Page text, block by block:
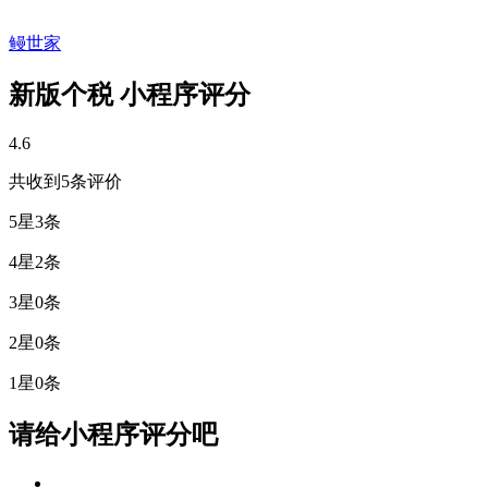
鳗世家
新版个税 小程序评分
4.6
共收到5条评价
5星3条
4星2条
3星0条
2星0条
1星0条
请给小程序评分吧